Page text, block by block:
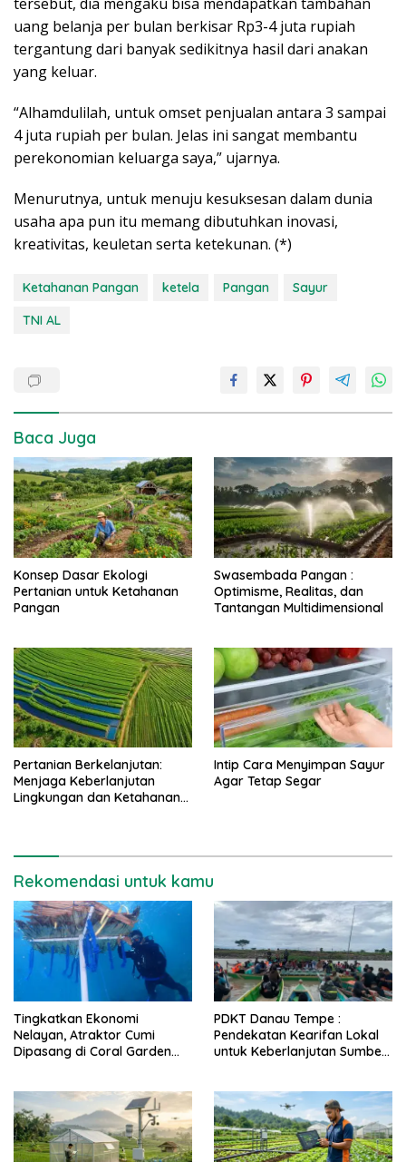
uang belanja per bulan berkisar Rp3-4 juta rupiah
tergantung dari banyak sedikitnya hasil dari anakan
yang keluar.
“Alhamdulilah, untuk omset penjualan antara 3 sampai
4 juta rupiah per bulan. Jelas ini sangat membantu
perekonomian keluarga saya,” ujarnya.
Menurutnya, untuk menuju kesuksesan dalam dunia
usaha apa pun itu memang dibutuhkan inovasi,
kreativitas, keuletan serta ketekunan. (*)
Ketahanan Pangan ketela Pangan
Sayur
TNI AL
Baca Juga
Konsep Dasar Ekologi
Pertanian untuk Ketahanan
Pangan
Swasembada Pangan :
Optimisme, Realitas, dan
Tantangan Multidimensional
Pertanian Berkelanjutan:
Menjaga Keberlanjutan
Lingkungan dan Ketahanan
Intip Cara Menyimpan Sayur
Agar Tetap Segar
Rekomendasi untuk kamu
Tingkatkan Ekonomi
Nelayan, Atraktor Cumi
Dipasang di Coral Garden
PDKT Danau Tempe :
Pendekatan Kearifan Lokal
untuk Keberlanjutan Sumber